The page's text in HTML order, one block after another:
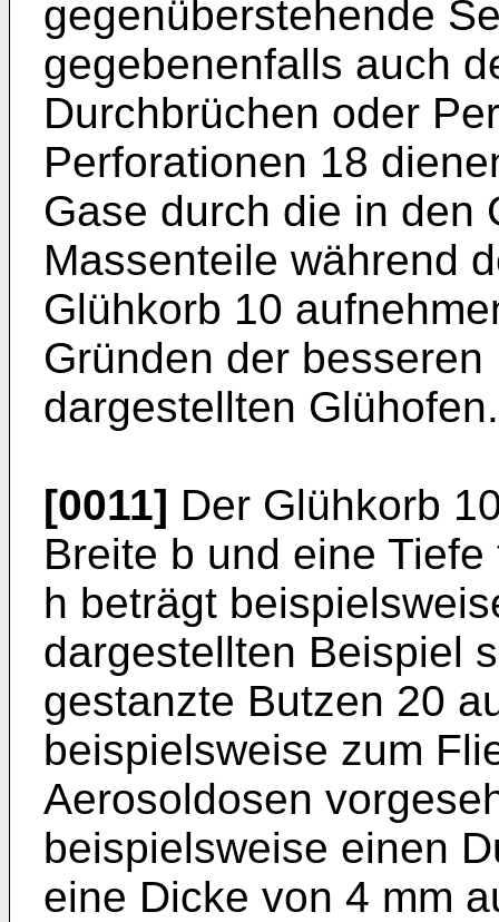
gegenüberstehende
gegebenenfalls auch
Durchbrüchen oder
Perforationen 18
Gase durch die in den
Massenteile während
Glühkorb 10
Gründen der
dargestellten Glühofen.
[0011] Der Glühkorb
Breite b und eine
h beträgt
dargestellten Beispiel
gestanzte Butzen 20
beispielsweise zum
Aerosoldosen
beispielsweise einen
eine Dicke von 4 mm